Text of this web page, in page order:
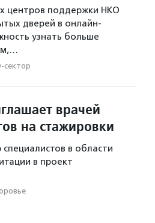
центров поддержки НКО
дверей в онлайн-
узнать больше
сектор
врачей
на стажировки
в области
в проект